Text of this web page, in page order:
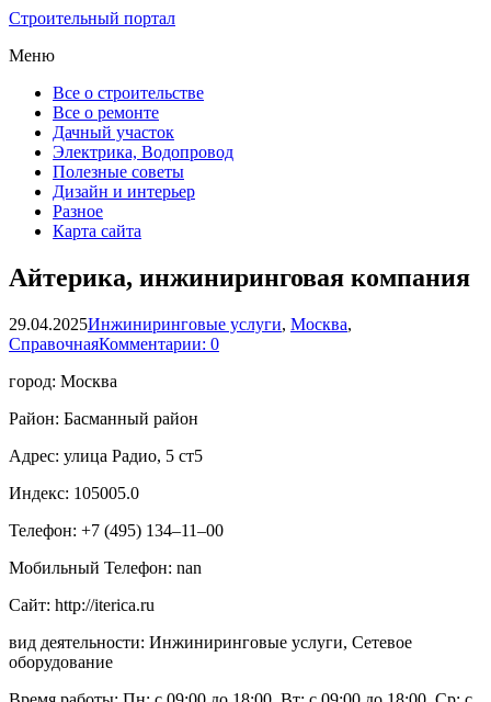
Строительный портал
Меню
Все о строительстве
Все о ремонте
Дачный участок
Электрика, Водопровод
Полезные советы
Дизайн и интерьер
Разное
Карта сайта
Айтерика, инжиниринговая компания
29.04.2025Инжиниринговые услуги, Москва,
СправочнаяКомментарии: 0
город: Москва
Район: Басманный район
Адрес: улица Радио, 5 ст5
Индекс: 105005.0
Телефон: +7 (495) 134‒11‒00
Мобильный Телефон: nan
Сайт: http://iterica.ru
вид деятельности: Инжиниринговые услуги, Сетевое
оборудование